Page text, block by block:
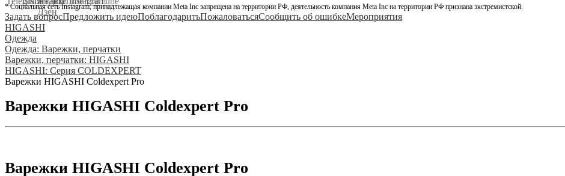
* Социальная сеть Instagram, принадлежащая компании Meta Inc запрещена на территории РФ, деятельность компания Meta Inc на территории РФ признана экстремистской.
Задать вопросПредложить идеюПоблагодаритьПожаловатьсяСообщить об ошибкеМероприятия
HIGASHI
Одежда
Одежда: Варежки, перчатки
Варежки, перчатки: HIGASHI
HIGASHI: Серия COLDEXPERT
Варежки HIGASHI Coldexpert Pro
Варежки HIGASHI Coldexpert Pro
Варежки HIGASHI Coldexpert Pro